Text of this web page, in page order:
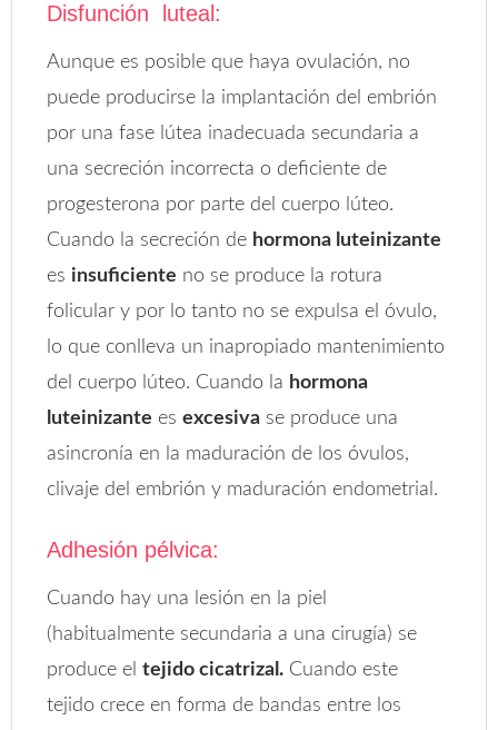
Disfunción luteal:
Aunque es posible que haya ovulación, no
puede producirse la implantación del embrión
por una fase lútea inadecuada secundaria a
una secreción incorrecta o deficiente de
progesterona por parte del cuerpo lúteo.
Cuando la secreción de hormona luteinizante
es insuficiente no se produce la rotura
folicular y por lo tanto no se expulsa el óvulo,
lo que conlleva un inapropiado mantenimiento
del cuerpo lúteo. Cuando la hormona
luteinizante esexcesiva se produce una
asincronía en la maduración de los óvulos,
clivaje del embrión y maduración endometrial.
Adhesión pélvica:
Cuando hay una lesión en la piel
(habitualmente secundaria a una cirugía) se
produce eltejido cicatrizal. Cuando este
tejido crece en forma de bandas entre los